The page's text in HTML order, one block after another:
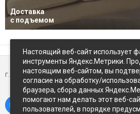
Доставка
с подъемом
г. Петропавловск-Камчатский,ул
Настоящий веб-сайт использует
инструменты Яндекс.Метрики.
настоящим веб-сайтом, вы
согласие на обработку/
браузера, сбора данных
помогают нам делать этот веб-
пользователей, в порядке